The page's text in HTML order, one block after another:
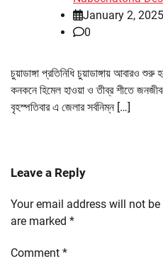
January 2, 2025
0
চুয়াডাঙ্গা প্রতিনিধি চুয়াডাঙ্গায় আবারও
কনকনে হিমেল হাওয়া ও তীব্র শীতে
বৃহস্পতিবার এ জেলার সর্বনিম্ন […]
Leave a Reply
Your email address will not
are marked *
Comment *